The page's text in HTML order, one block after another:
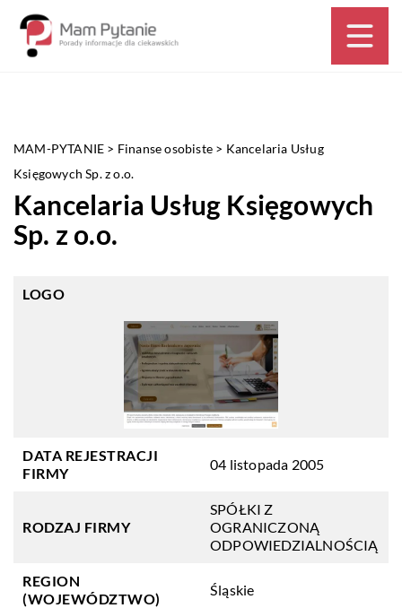
MAM-PYTANIE > Finanse osobiste > Kancelaria Usług
Księgowych Sp. z o.o.
Kancelaria Usług Księgowych
Sp. z o.o.
LOGO
DATA REJESTRACJI
FIRMY
04 listopada 2005
RODZAJ FIRMY
SPÓŁKI Z
OGRANICZONĄ
ODPOWIEDZIALNOŚCIĄ
REGION
(WOJEWÓDZTWO)
Śląskie